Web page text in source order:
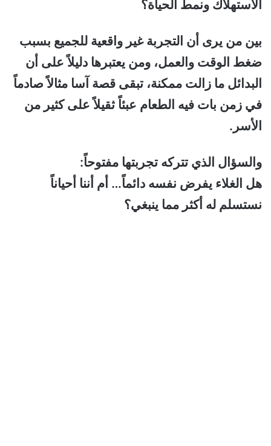
الاستهلاك ونمط الحياة؟
بين من يرى أن التجربة غير واقعية للجميع بسبب
ضغط الوقت والعمل، ومن يعتبرها دليلاً على أن
البدائل ما زالت ممكنة، تبقى قصة آسا مثالاً صادماً
في زمن بات فيه الطعام عبئاً ثقيلاً على كثير من
الأسر.
والسؤال الذي تتركه تجربتها مفتوحاً:
هل الغلاء يفرض نفسه دائماً… أم أننا أحياناً
نستسلم له أكثر مما ينبغي؟